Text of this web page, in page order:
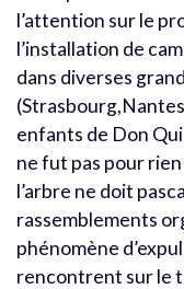
l’attention sur le
l’installation de
dans diverses
enfants de Don
ne fut pas pour
l’arbre ne doit
rassemblements
phénomène
rencontrent sur le